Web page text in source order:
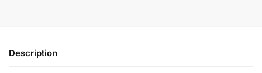
Description